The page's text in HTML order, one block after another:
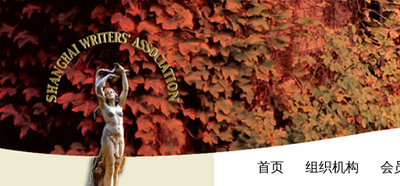
首页 组织机构 会